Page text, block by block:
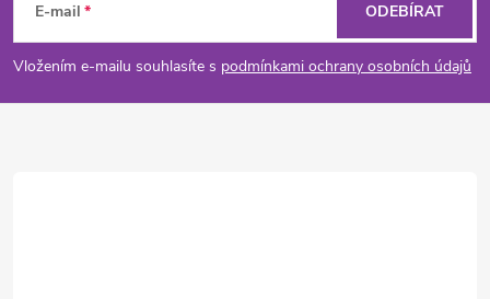
v
p
a
E-mail
Vložením e-mailu souhlasíte s podmínkami ochrany osobních údajů
ODEBÍRAT